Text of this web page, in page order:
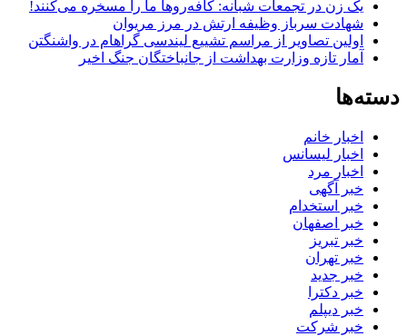
یک زن در تجمعات شبانه: کافه‌روها ما را مسخره می‌کنند!
شهادت سرباز وظیفه ارتش در مرز مریوان
اولین تصاویر از مراسم تشییع لیندسی گراهام در واشنگتن
آمار تازه وزارت بهداشت از جانباختگان جنگ اخیر
دسته‌ها
اخبار خانم
اخبار لیسانس
اخبار مرد
خبر آگهی
خبر استخدام
خبر اصفهان
خبر تبریز
خبر تهران
خبر جدید
خبر دکترا
خبر دیپلم
خبر شرکت